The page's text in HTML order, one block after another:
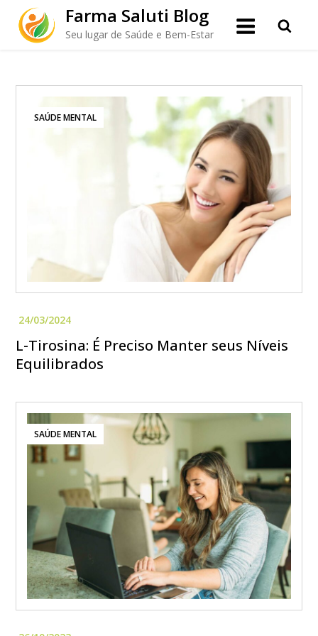
content
Farma Saluti Blog
Seu lugar de Saúde e Bem-Estar
SAÚDE MENTAL
L-Tirosina: É Preciso Manter seus Níveis
Equilibrados
SAÚDE MENTAL